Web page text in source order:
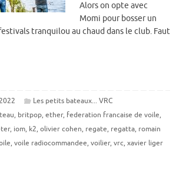
Alors on opte avec
Momi pour bosser un
tranquilou au chaud dans le club. Faut
Les petits bateaux... VRC
, britpop, ether, federation francaise de voile,
, iom, k2, olivier cohen, regate, regatta, romain
, voile radiocommandee, voilier, vrc, xavier liger